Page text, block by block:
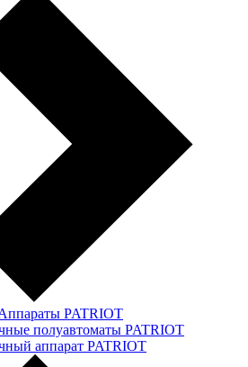
PATRIOT
полуавтоматы PATRIOT
аппарат PATRIOT